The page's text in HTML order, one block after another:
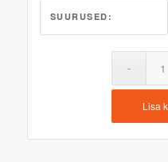
SUURUSED:
Lisa